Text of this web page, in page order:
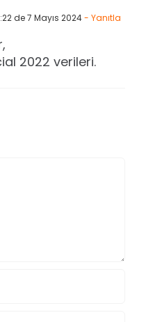
de 7 Mayıs 2024- Yanıtla
2022 verileri.